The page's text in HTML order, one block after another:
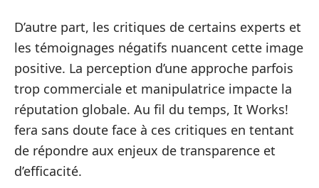
D’autre part, les critiques de certains experts et
les témoignages négatifs nuancent cette image
positive. La perception d’une approche parfois
trop commerciale et manipulatrice impacte la
réputation globale. Au fil du temps, It Works!
fera sans doute face à ces critiques en tentant
de répondre aux enjeux de transparence et
d’efficacité.